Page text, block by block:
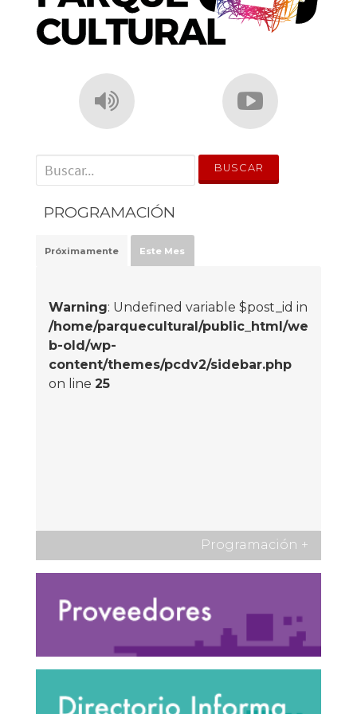
' . __('Search for:') . '
PROGRAMACIÓN
Próximamente Este Mes
Warning: Undefined variable $post_id in
/home/parquecultural/public_html/we
b-old/wp-
content/themes/pcdv2/sidebar.php
on line 25
Programación +